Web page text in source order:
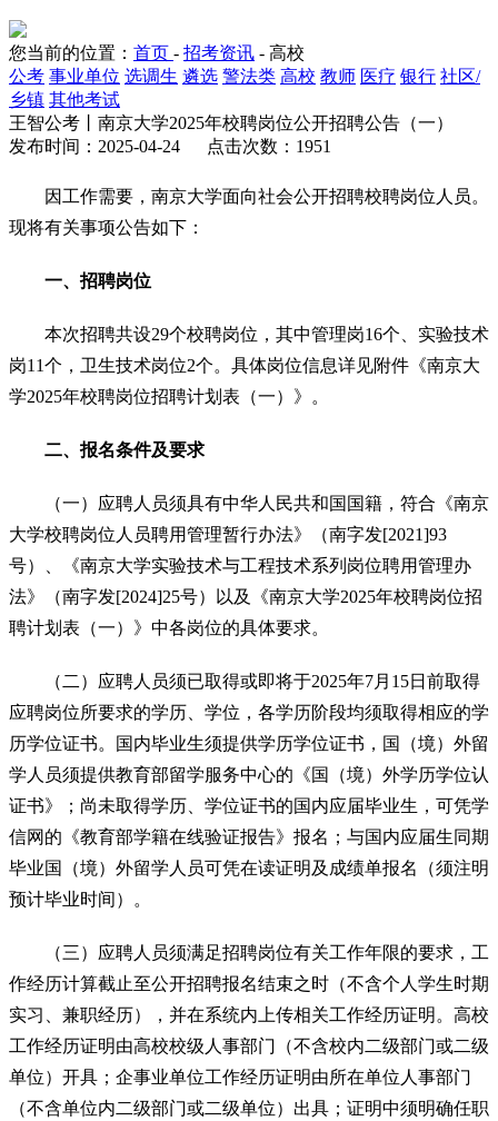
您当前的位置： 首页 - 招考资讯 - 高校
公考 事业单位 选调生 遴选 警法类 高校 教师 医疗 银行 社区/
乡镇 其他考试
王智公考丨南京大学2025年校聘岗位公开招聘公告（一）
发布时间：2025-04-24 点击次数：1951
因工作需要，南京大学面向社会公开招聘校聘岗位人员。
现将有关事项公告如下：
一、招聘岗位
本次招聘共设29个校聘岗位，其中管理岗16个、实验技术
岗11个，卫生技术岗位2个。具体岗位信息详见附件《南京大
学2025年校聘岗位招聘计划表（一）》。
二、报名条件及要求
（一）应聘人员须具有中华人民共和国国籍，符合《南京
大学校聘岗位人员聘用管理暂行办法》（南字发[2021]93
号）、《南京大学实验技术与工程技术系列岗位聘用管理办
法》（南字发[2024]25号）以及《南京大学2025年校聘岗位招
聘计划表（一）》中各岗位的具体要求。
（二）应聘人员须已取得或即将于2025年7月15日前取得
应聘岗位所要求的学历、学位，各学历阶段均须取得相应的学
历学位证书。国内毕业生须提供学历学位证书，国（境）外留
学人员须提供教育部留学服务中心的《国（境）外学历学位认
证书》；尚未取得学历、学位证书的国内应届毕业生，可凭学
信网的《教育部学籍在线验证报告》报名；与国内应届生同期
毕业国（境）外留学人员可凭在读证明及成绩单报名（须注明
预计毕业时间）。
（三）应聘人员须满足招聘岗位有关工作年限的要求，工
作经历计算截止至公开招聘报名结束之时（不含个人学生时期
实习、兼职经历），并在系统内上传相关工作经历证明。高校
工作经历证明由高校校级人事部门（不含校内二级部门或二级
单位）开具；企事业单位工作经历证明由所在单位人事部门
（不含单位内二级部门或二级单位）出具；证明中须明确任职